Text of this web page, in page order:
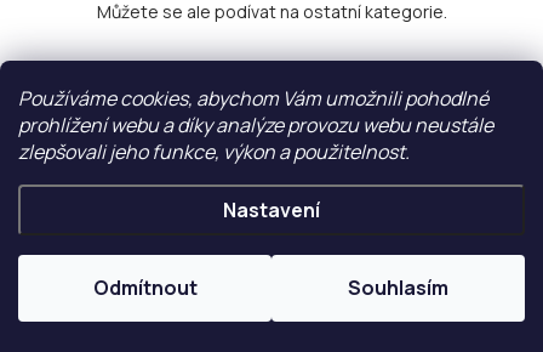
Používáme cookies, abychom Vám umožnili pohodlné
prohlížení webu a díky analýze provozu webu neustále
zlepšovali jeho funkce, výkon a použitelnost.
Nastavení
Odmítnout Souhlasím
Můžete se ale podívat na ostatní kategorie.
Zpět do obchodu